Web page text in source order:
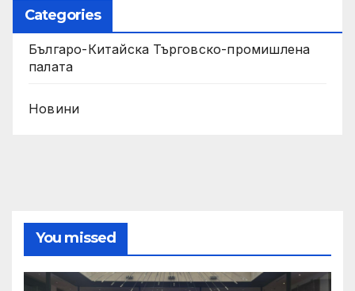
Categories
Българо-Китайска Търговско-промишлена
палaта
Новини
You missed